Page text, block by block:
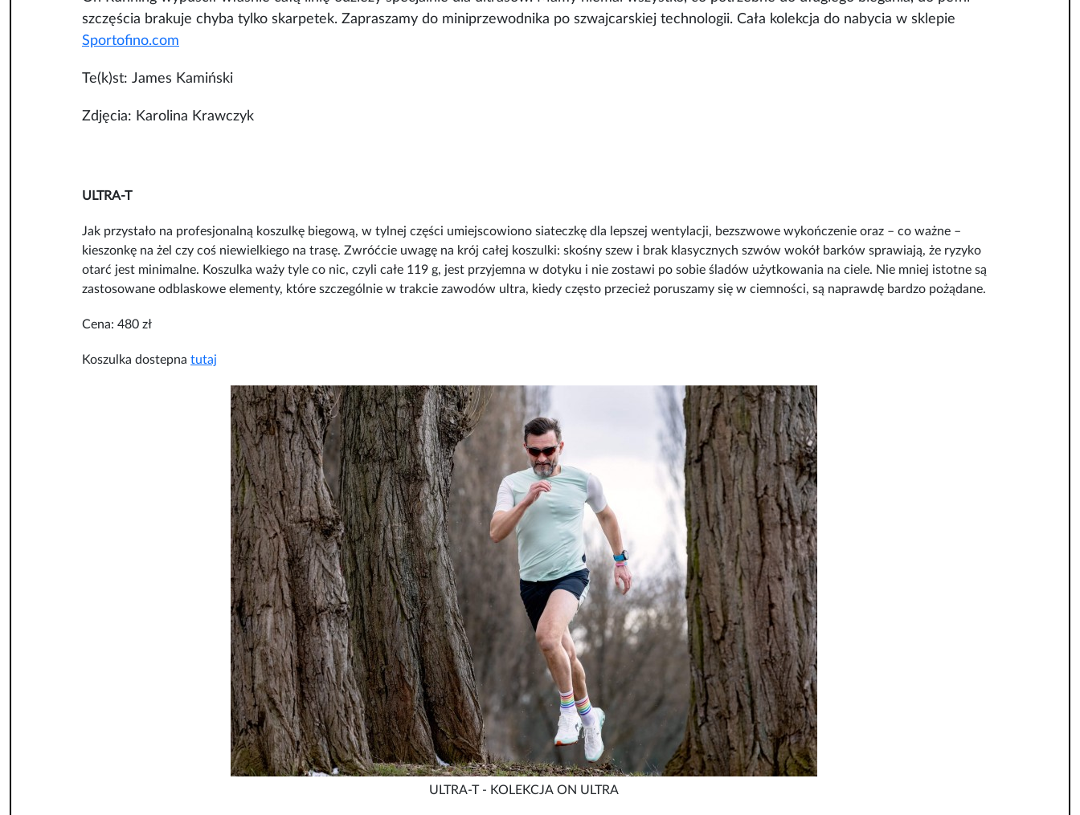
szczęścia brakuje chyba tylko skarpetek. Zapraszamy do miniprzewodnika po szwajcarskiej technologii. Cała kolekcja do nabycia w sklepie
Sportofino.com
Te(k)st: James Kamiński
Zdjęcia: Karolina Krawczyk
ULTRA-T
Jak przystało na profesjonalną koszulkę biegową, w tylnej części umiejscowiono siateczkę dla lepszej wentylacji, bezszwowe wykończenie oraz – co ważne –
kieszonkę na żel czy coś niewielkiego na trasę. Zwróćcie uwagę na krój całej koszulki: skośny szew i brak klasycznych szwów wokół barków sprawiają, że ryzyko
otarć jest minimalne. Koszulka waży tyle co nic, czyli całe 119 g, jest przyjemna w dotyku i nie zostawi po sobie śladów użytkowania na ciele. Nie mniej istotne są
zastosowane odblaskowe elementy, które szczególnie w trakcie zawodów ultra, kiedy często przecież poruszamy się w ciemności, są naprawdę bardzo pożądane.
Cena: 480 zł
Koszulka dostepna tutaj
ULTRA-T - KOLEKCJA ON ULTRA